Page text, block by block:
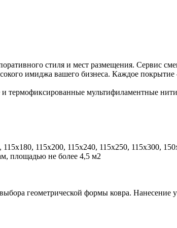
стиля и мест размещения. Сервис
имиджа вашего бизнеса. Каждое
термофиксированные мультифиламентные нити
115x200, 115x240, 115x250, 115x300,
площадью не более 4,5 м2
геометрической формы ковра.